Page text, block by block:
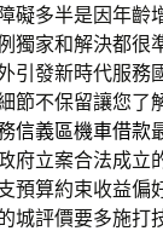
障礙多半是因年齡
獨家和解決都很
引發新時代服務
節不保留讓您了
信義區機車借款
府立案合法成立
預算約束收益偏
城評價要多施打